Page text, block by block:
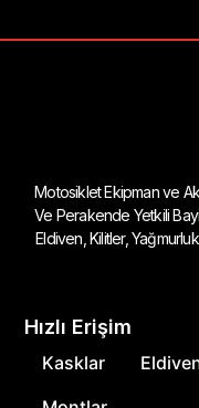
Motosiklet Ekipman ve
Ve Perakende Yetkili
Eldiven, Kilitler,
Hızlı Erişim
Kasklar